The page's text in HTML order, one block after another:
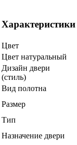
Характеристики
Цвет
Цвет натуральный
Дизайн двери
(стиль)
Вид полотна
Размер
Тип
Назначение двери